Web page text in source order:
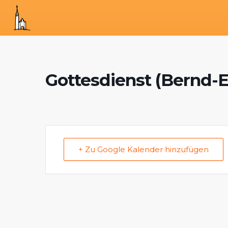
Gottesdienst (Bernd-
+ Zu Google Kalender hinzufügen